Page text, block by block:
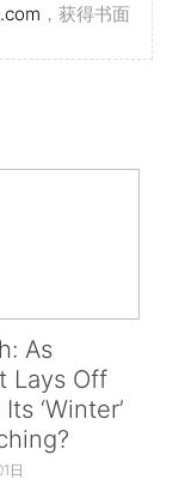
，获得书面
As
Lays Off
‘Winter’
日